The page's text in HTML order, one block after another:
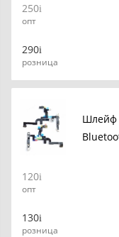
250
опт
290
розница
Шлейф
120
опт
130
розница